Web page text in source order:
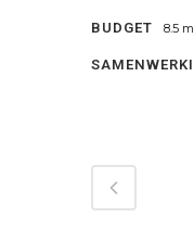
BUDGET 8.5